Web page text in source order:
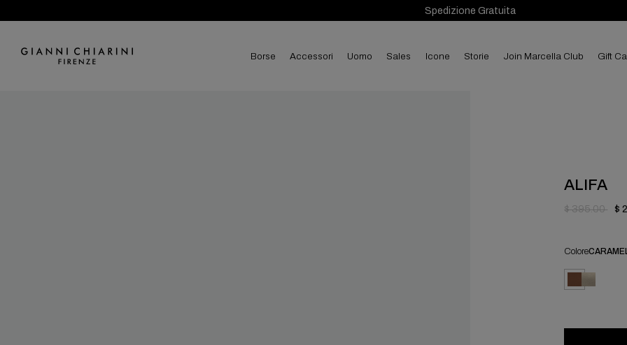
Spedizione Gratuita
borse accessori uomo sales Icone Storie Join Marcella Club Gift
ALIFA
$ 395.00 $
Colore